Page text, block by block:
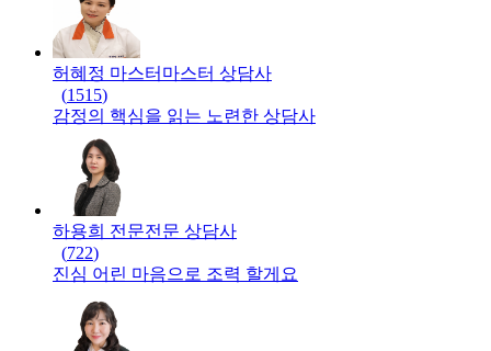
허혜정 마스터 마스터 상담사
(1515)
감정의 핵심을 읽는 노련한 상담사
하용희 전문전문 상담사
(722)
진심 어린 마음으로 조력 할게요